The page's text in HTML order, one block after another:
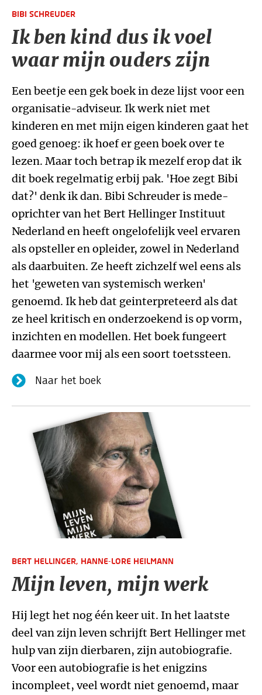
BIBI SCHREUDER
Ik ben kind dus ik voel
waar mijn ouders zijn
Een beetje een gek boek in deze lijst voor een
organisatie-adviseur. Ik werk niet met
kinderen en met mijn eigen kinderen gaat het
goed genoeg: ik hoef er geen boek over te
lezen. Maar toch betrap ik mezelf erop dat ik
dit boek regelmatig erbij pak. 'Hoe zegt Bibi
dat?' denk ik dan. Bibi Schreuder is mede-
oprichter van het Bert Hellinger Instituut
Nederland en heeft ongelofelijk veel ervaren
als opsteller en opleider, zowel in Nederland
als daarbuiten. Ze heeft zichzelf wel eens als
het 'geweten van systemisch werken'
genoemd. Ik heb dat geinterpreteerd als dat
ze heel kritisch en onderzoekend is op vorm,
inzichten en modellen. Het boek fungeert
daarmee voor mij als een soort toetssteen.
Naar het boek
BERT HELLINGER, HANNE-LORE HEILMANN
Mijn leven, mijn werk
Hij legt het nog één keer uit. In het laatste
deel van zijn leven schrijft Bert Hellinger met
hulp van zijn dierbaren, zijn autobiografie.
Voor een autobiografie is het enigzins
incompleet, veel wordt niet genoemd, maar